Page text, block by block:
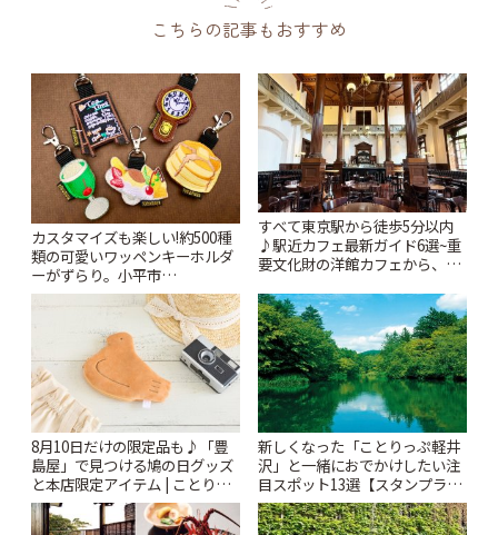
こちらの記事もおすすめ
カスタマイズも楽しい!約500種
類の可愛いワッペンキーホルダ
ーがずらり。小平市
「Kimamaya T&K」 | ことりっ
すべて東京駅から徒歩5分以内
♪駅近カフェ最新ガイド6選~重
要文化財の洋館カフェから、改
りっぷ
8月10日だけの限定品も♪「豊
島屋」で見つける鳩の日グッズ
と本店限定アイテム | ことりっ
ぷ
新しくなった「ことりっぷ軽井
沢」と一緒におでかけしたい注
目スポット13選【スタンプラリ
ー開催中】 | ことりっぷ